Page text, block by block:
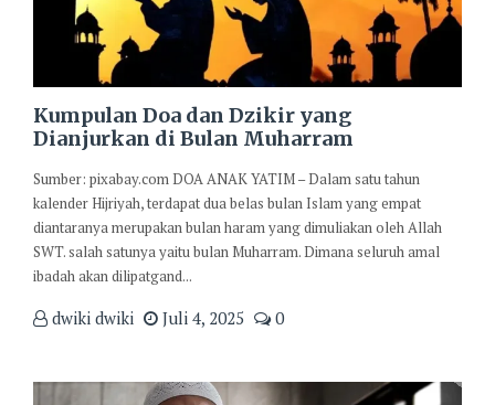
Kumpulan Doa dan Dzikir yang
Dianjurkan di Bulan Muharram
Sumber: pixabay.com DOA ANAK YATIM – Dalam satu tahun
kalender Hijriyah, terdapat dua belas bulan Islam yang empat
diantaranya merupakan bulan haram yang dimuliakan oleh Allah
SWT. salah satunya yaitu bulan Muharram. Dimana seluruh amal
ibadah akan dilipatgand...
dwiki dwiki Juli 4, 2025 0